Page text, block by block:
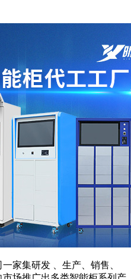
集研发 、生产、销售、